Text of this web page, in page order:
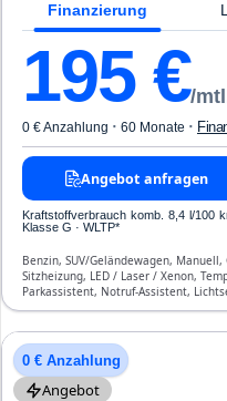
Finanzierung
195€/
0 € Anzahlung · 60 Monate ·
Angebot anfragen
Kraftstoffverbrauch komb. 8,4 l/100
Klasse G · WLTP*
Benzin, SUV/Geländewagen,
Sitzheizung, LED / Laser / Xenon,
Parkassistent, Notruf-Assistent,
Freisprecheinrichtung,
0 € Anzahlung
Angebot